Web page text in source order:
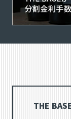
THE